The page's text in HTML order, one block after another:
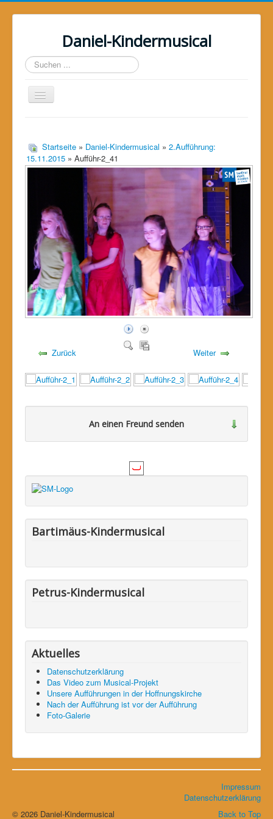
Daniel-Kindermusical
Suchen
...
Toggle
Navigation
Über uns
Das Musical
Galerie
Unterstützer
Kontakt
Startseite » Daniel-Kindermusical » 2.Aufführung:
15.11.2015 » Aufführ-2_41
Zurück Weiter
An einen Freund senden
Bitte loggen Sie sich zuerst ein...
Bartimäus-Kindermusical
Petrus-Kindermusical
Aktuelles
Datenschutzerklärung
Das Video zum Musical-Projekt
Unsere Aufführungen in der Hoffnungskirche
Nach der Aufführung ist vor der Aufführung
Foto-Galerie
Impressum
Datenschutzerklärung
Back to Top
© 2026 Daniel-Kindermusical